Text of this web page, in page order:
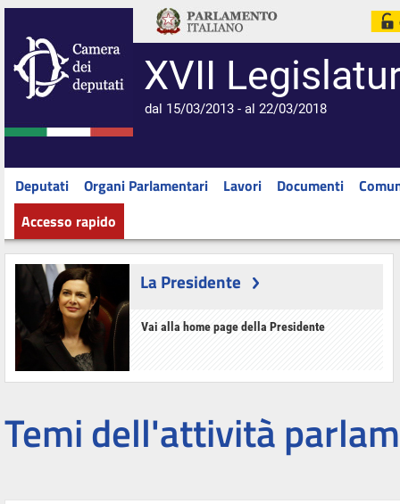
XVII
dal 15/03/2013 - al 22/03/2018
Deputati Organi Parlamentari Lavori Documenti
Accesso rapido
La Presidente
Vai alla home page della Presidente
Temi dell'attività